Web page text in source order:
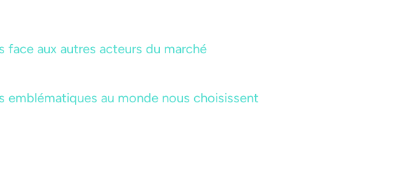
aux autres acteurs du marché
emblématiques au monde nous choisissent